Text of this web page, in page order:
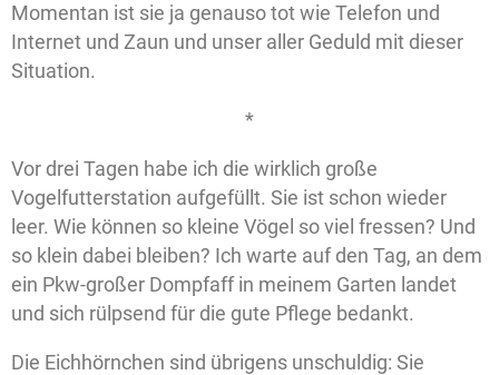
Momentan ist sie ja genauso tot wie Telefon und
Internet und Zaun und unser aller Geduld mit dieser
Situation.
*
Vor drei Tagen habe ich die wirklich große
Vogelfutterstation aufgefüllt. Sie ist schon wieder
leer. Wie können so kleine Vögel so viel fressen? Und
so klein dabei bleiben? Ich warte auf den Tag, an dem
ein Pkw-großer Dompfaff in meinem Garten landet
und sich rülpsend für die gute Pflege bedankt.
Die Eichhörnchen sind übrigens unschuldig: Sie